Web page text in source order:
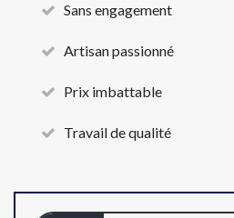
Sans engagement
Artisan passionné
Prix imbattable
Travail de qualité